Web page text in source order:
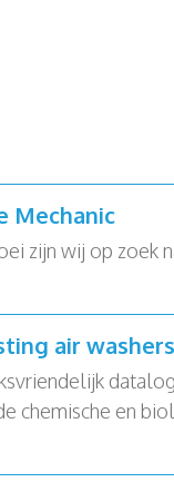
Mechanic
zijn wij op zoek
air washers
chemische en